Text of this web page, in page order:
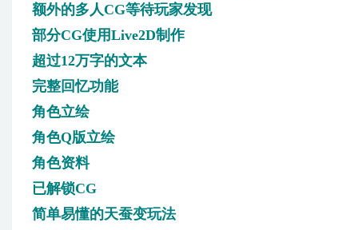
额外的多人CG等待玩家发现
部分CG使用Live2D制作
超过12万字的文本
完整回忆功能
角色立绘
角色Q版立绘
角色资料
已解锁CG
简单易懂的天蚕变玩法